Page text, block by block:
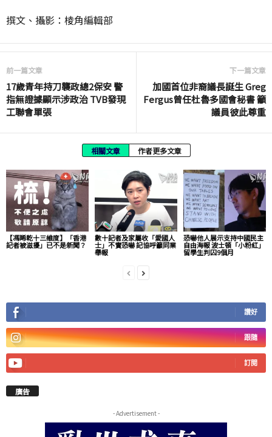
撰文、攝影：棱角編輯部
前一篇文章
17歲青年持刀襲政總2保安 警
指無證據顯示涉政治 TVB發現
工聯會單張
下一篇文章
加國首位非裔議長誕生 Greg
Fergus曾任杜魯多國會秘書 籲
議員彼此尊重
相關文章 作者更多文章
【馮睎乾十三維度】「香港
記者被滋擾」已不是新聞？
數十記者及家屬收「愛國人
士」不實恐嚇 記協呼籲同業
舉報
恐嚇他人展示支持中國民主
自由海報 波士頓「小粉紅」
留學生判囚9個月
讚好
跟隨
訂閱
廣告
- Advertisement -